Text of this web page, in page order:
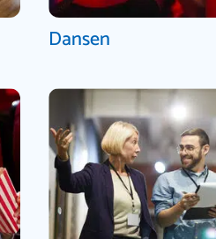
Dansen